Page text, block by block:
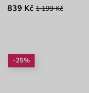
839 Kč 1 199 Kč
-25%